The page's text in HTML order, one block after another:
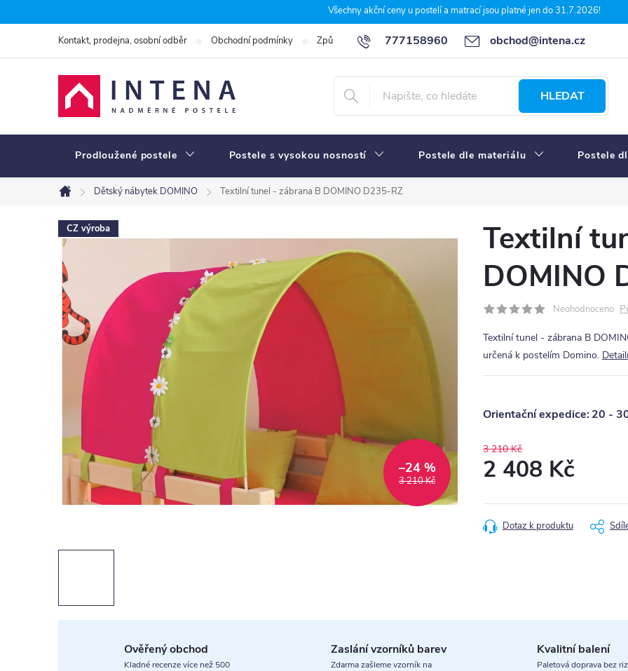
na
Všechny akční ceny u postelí a matrací jsou platné jen do 31.7.2026!
777158960 obchod@intena.cz
Kontakt, prodejna, osobní odběr Obchodní podmínky Způsoby a ceny dopravy 7 důvodů, proč nakupit u Intena nábytek
HLEDAT
Prodloužené postele Postele s vysokou nosností Postele dle materiálu Postele
Domů
Dětský nábytek DOMINO Textilní tunel - zábrana B DOMINO D235-RZ
CZ výroba
3 210 Kč
–24 %
Textilní
DOMINO
Neohodnoceno
Textilní tunel - zábrana B
určená k postelím Domino.
20 -
3 210 Kč
2 408 Kč
cena:
Dotaz k produktu
Ověřený obchod
Kladné recenze více než 500
Zaslání vzorníků barev
Zdarma zašleme vzorník na
Kvalitní balení
Paletová doprava bez